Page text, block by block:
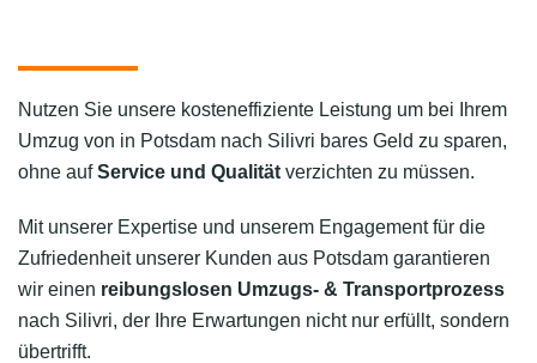
Nutzen Sie unsere kosteneffiziente Leistung um bei Ihrem
Umzug von in Potsdam nach Silivri bares Geld zu sparen,
ohne aufService und Qualität verzichten zu müssen.
Mit unserer Expertise und unserem Engagement für die
Zufriedenheit unserer Kunden aus Potsdam garantieren
wir einen reibungslosen Umzugs- & Transportprozess
nach Silivri, der Ihre Erwartungen nicht nur erfüllt, sondern
übertrifft.